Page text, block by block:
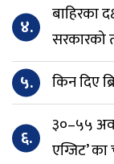
४.
बाहिरका
सरकारको
५. किन दिए
६.
३०–५५
एग्जिट’